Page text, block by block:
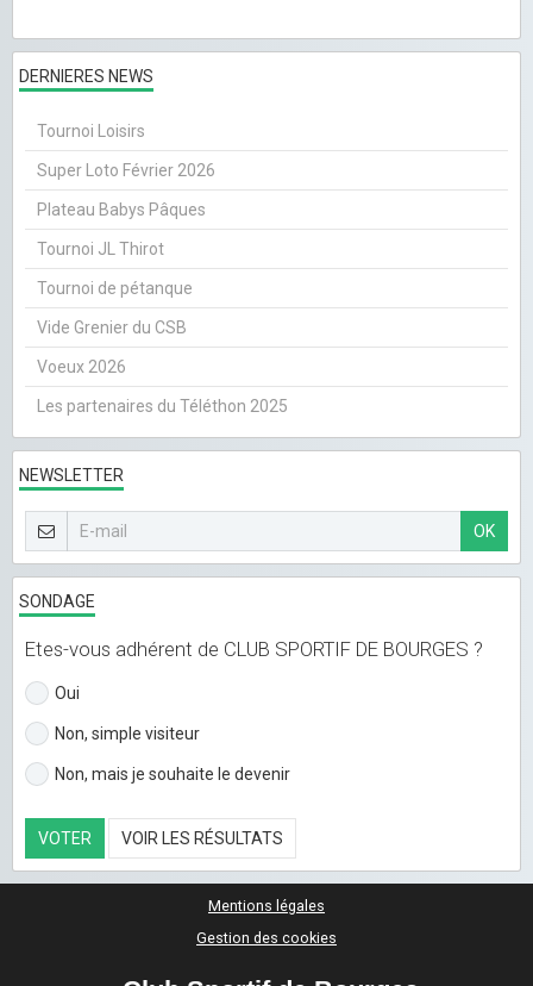
DERNIERES NEWS
Tournoi Loisirs
Super Loto Février 2026
Plateau Babys Pâques
Tournoi JL Thirot
Tournoi de pétanque
Vide Grenier du CSB
Voeux 2026
Les partenaires du Téléthon 2025
NEWSLETTER
OK
SONDAGE
Etes-vous adhérent de CLUB SPORTIF DE BOURGES ?
Oui
Non, simple visiteur
Non, mais je souhaite le devenir
VOTER VOIR LES RÉSULTATS
Mentions légales
Gestion des cookies